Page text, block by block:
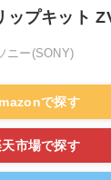
ップキット
ニー(SONY)
で探す
市場で探す